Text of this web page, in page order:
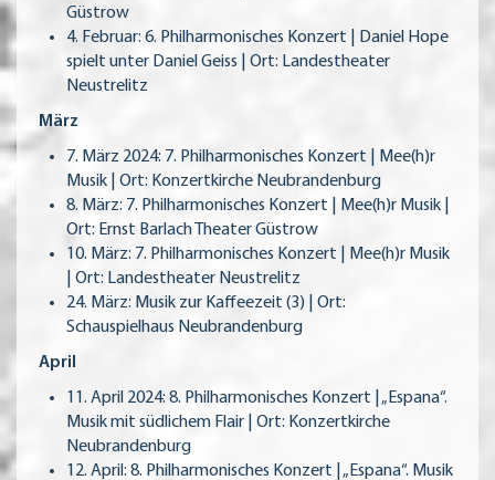
Güstrow
4. Februar: 6. Philharmonisches Konzert | Daniel Hope
spielt unter Daniel Geiss | Ort: Landestheater
Neustrelitz
März
7. März 2024: 7. Philharmonisches Konzert | Mee(h)r
Musik | Ort: Konzertkirche Neubrandenburg
8. März: 7. Philharmonisches Konzert | Mee(h)r Musik |
Ort: Ernst Barlach Theater Güstrow
10. März: 7. Philharmonisches Konzert | Mee(h)r Musik
| Ort: Landestheater Neustrelitz
24. März: Musik zur Kaffeezeit (3) | Ort:
Schauspielhaus Neubrandenburg
April
11. April 2024: 8. Philharmonisches Konzert | „Espana“.
Musik mit südlichem Flair | Ort: Konzertkirche
Neubrandenburg
12. April: 8. Philharmonisches Konzert | „Espana“. Musik